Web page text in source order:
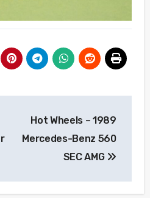
Hot Wheels – 1989
Mercedes-Benz 560
SEC AMG